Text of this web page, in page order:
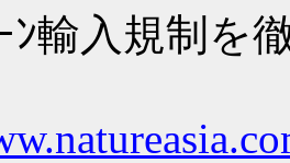
ﾝ輸入規制を